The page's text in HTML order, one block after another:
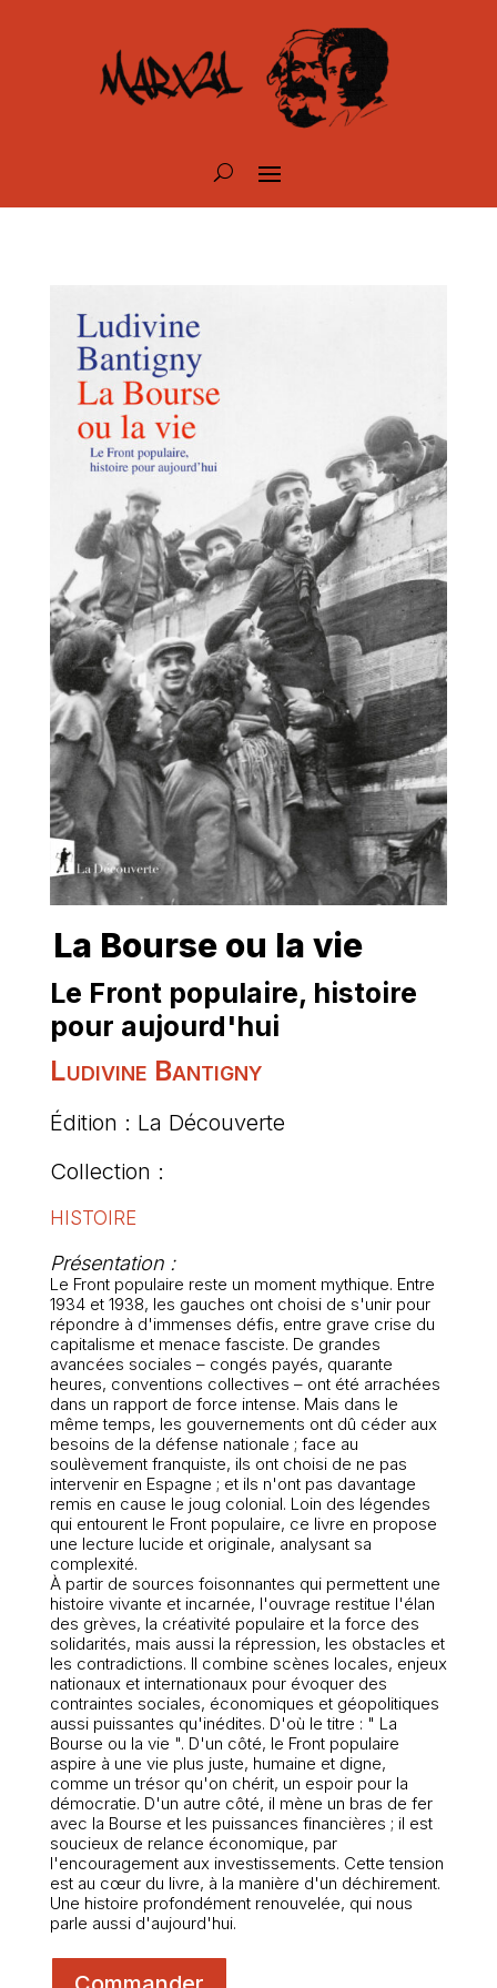
La Bourse ou la vie
Le Front populaire, histoire
pour aujourd'hui
Ludivine Bantigny
Édition : La Découverte
Collection :
HISTOIRE
Présentation :
Le Front populaire reste un moment mythique. Entre
1934 et 1938, les gauches ont choisi de s'unir pour
répondre à d'immenses défis, entre grave crise du
capitalisme et menace fasciste. De grandes
avancées sociales – congés payés, quarante
heures, conventions collectives – ont été arrachées
dans un rapport de force intense. Mais dans le
même temps, les gouvernements ont dû céder aux
besoins de la défense nationale ; face au
soulèvement franquiste, ils ont choisi de ne pas
intervenir en Espagne ; et ils n'ont pas davantage
remis en cause le joug colonial. Loin des légendes
qui entourent le Front populaire, ce livre en propose
une lecture lucide et originale, analysant sa
complexité.
À partir de sources foisonnantes qui permettent une
histoire vivante et incarnée, l'ouvrage restitue l'élan
des grèves, la créativité populaire et la force des
solidarités, mais aussi la répression, les obstacles et
les contradictions. Il combine scènes locales, enjeux
nationaux et internationaux pour évoquer des
contraintes sociales, économiques et géopolitiques
aussi puissantes qu'inédites. D'où le titre : " La
Bourse ou la vie ". D'un côté, le Front populaire
aspire à une vie plus juste, humaine et digne,
comme un trésor qu'on chérit, un espoir pour la
démocratie. D'un autre côté, il mène un bras de fer
avec la Bourse et les puissances financières ; il est
soucieux de relance économique, par
l'encouragement aux investissements. Cette tension
est au cœur du livre, à la manière d'un déchirement.
Une histoire profondément renouvelée, qui nous
parle aussi d'aujourd'hui.